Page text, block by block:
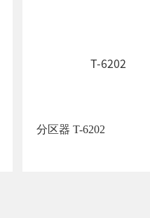
分区器 T-6202